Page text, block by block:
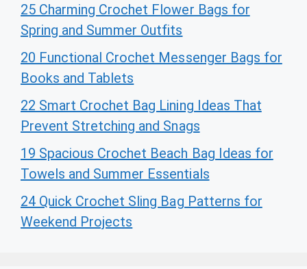
25 Charming Crochet Flower Bags for
Spring and Summer Outfits
20 Functional Crochet Messenger Bags for
Books and Tablets
22 Smart Crochet Bag Lining Ideas That
Prevent Stretching and Snags
19 Spacious Crochet Beach Bag Ideas for
Towels and Summer Essentials
24 Quick Crochet Sling Bag Patterns for
Weekend Projects